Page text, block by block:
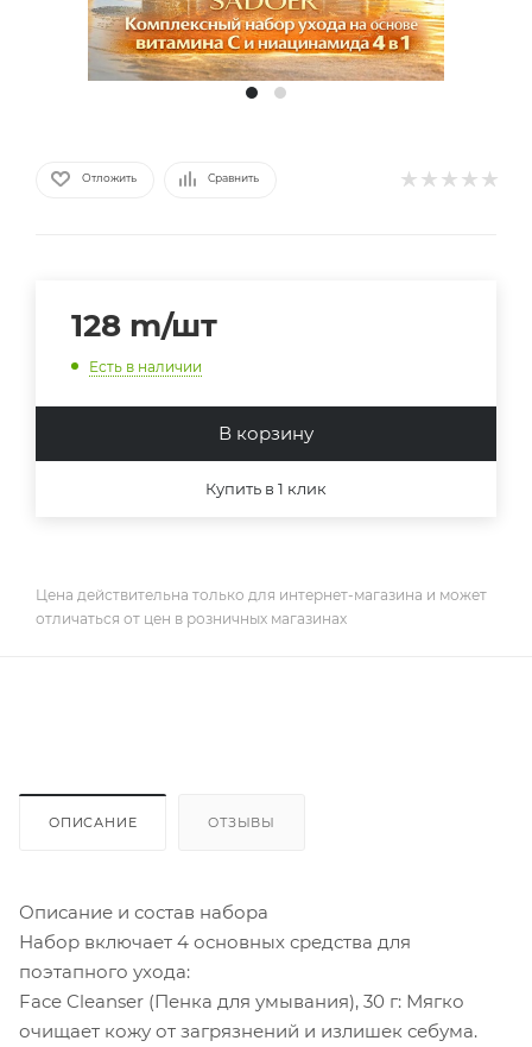
Отложить Сравнить
128 m/шт
Есть в наличии
В корзину
Купить в 1 клик
Цена действительна только для интернет-магазина и может
отличаться от цен в розничных магазинах
ОПИСАНИЕ ОТЗЫВЫ
Описание и состав набора
Набор включает 4 основных средства для
поэтапного ухода:
Face Cleanser (Пенка для умывания), 30 г: Мягко
очищает кожу от загрязнений и излишек себума.